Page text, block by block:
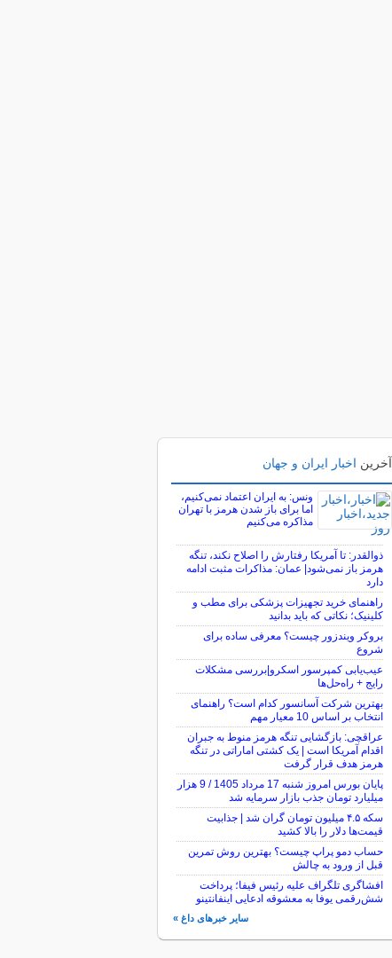
آخرین اخبار ایران و جهان
ونس: به ایران اعتماد نمی‌کنیم،
اما برای باز شدن هرمز با تهران
مذاکره می‌کنیم
ذوالقدر: تا آمریکا رفتارش را اصلاح نکند، تنگه
هرمز باز نمی‌شود| عمان: مذاکرات مثبت ادامه
دارد
راهنمای خرید تجهیزات پزشکی برای مطب و
کلینیک؛ نکاتی که باید بدانید
بروکر ویندزور چیست؟ معرفی ساده برای
شروع
عیب‌یابی کمپرسور اسکرو|بررسی مشکلات
رایج + راه‌حل‌ها
بهترین شرکت آسانسور کدام است؟ راهنمای
انتخاب بر اساس 10 معیار مهم
عراقچی: بازگشایی تنگه هرمز منوط به جبران
اقدام آمریکا است | یک کشتی اماراتی در تنگه
هرمز هدف قرار گرفت
پایان بورس امروز شنبه 17 مرداد 1405 / 9 هزار
میلیارد تومان جذب بازار سرمایه شد
سکه ۴.۵ میلیون تومان گران شد | جذابیت
قیمت‌ها دلار را بالا کشید
حساب دمو پراپ چیست؟ بهترین روش تمرین
قبل از ورود به چالش
افشاگری تلگراف علیه رئیس فیفا؛ پرداخت
شش‌رقمی یوفا به معشوقه ادعایی اینفانتینو
سایر خبرهای داغ »